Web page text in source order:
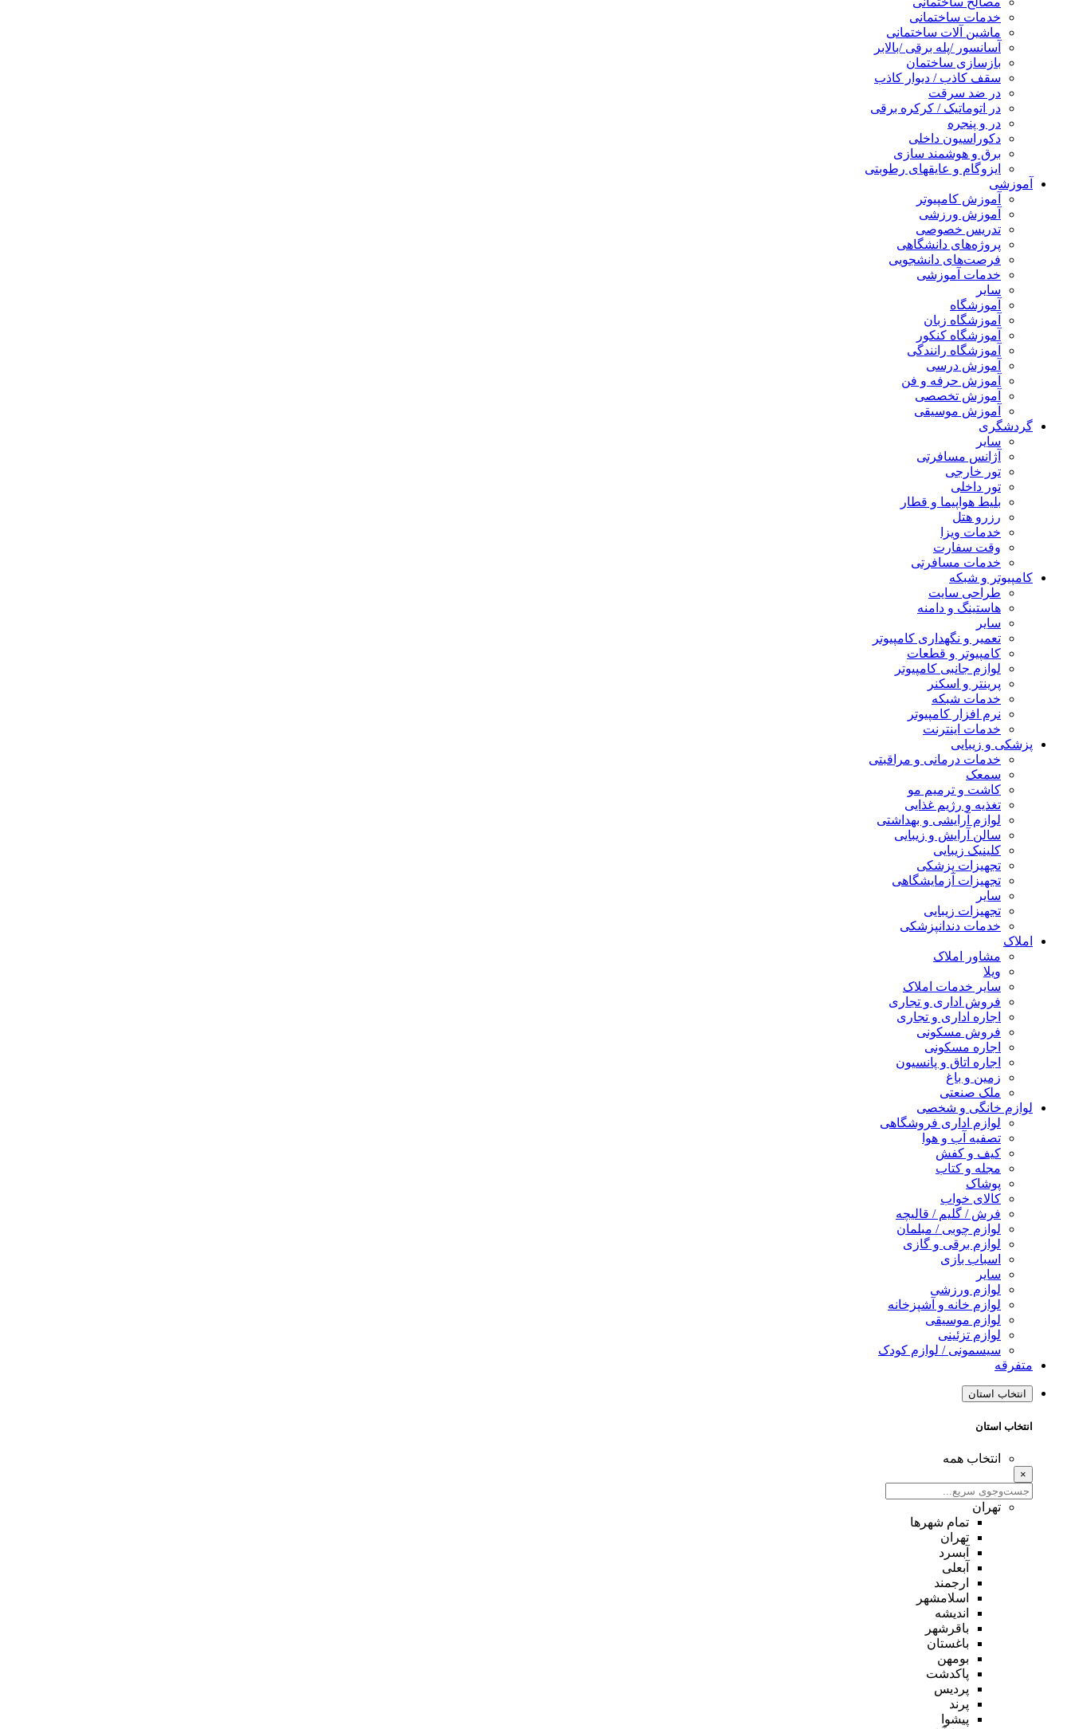
خدمات ساختمانی
ماشین آلات ساختمانی
آسانسور /پله برقی /بالابر
بازسازی ساختمان
سقف کاذب / دیوار کاذب
در ضد سرقت
در اتوماتیک / کرکره برقی
در و پنجره
دکوراسیون داخلی
برق و هوشمند سازی
ایزوگام و عایقهای رطوبتی
آموزشی
آموزش کامپیوتر
آموزش ورزشی
تدریس خصوصی
پروژه‌های دانشگاهی
فرصت‌های دانشجویی
خدمات آموزشی
سایر
آموزشگاه
آموزشگاه زبان
آموزشگاه کنکور
آموزشگاه رانندگی
آموزش درسی
آموزش حرفه و فن
آموزش تخصصی
آموزش موسیقی
گردشگری
سایر
آژانس مسافرتی
تور خارجی
تور داخلی
بلیط هواپیما و قطار
رزرو هتل
خدمات ویزا
وقت سفارت
خدمات مسافرتی
کامپیوتر و شبکه
طراحی سایت
هاستینگ و دامنه
سایر
تعمیر و نگهداری کامپیوتر
کامپیوتر و قطعات
لوازم جانبی کامپیوتر
پرینتر و اسکنر
خدمات شبکه
نرم افزار کامپیوتر
خدمات اینترنت
پزشکی و زیبایی
خدمات درمانی و مراقبتی
سمعک
کاشت و ترمیم مو
تغذیه و رژیم غذایی
لوازم آرایشی و بهداشتی
سالن آرایش و زیبایی
کلینیک زیبایی
تجهیزات پزشکی
تجهیزات آزمایشگاهی
سایر
تجهیزات زیبایی
خدمات دندانپزشکی
املاک
مشاور املاک
ویلا
سایر خدمات املاک
فروش اداری و تجاری
اجاره اداری و تجاری
فروش مسکونی
اجاره مسکونی
اجاره اتاق و پانسیون
زمین و باغ
ملک صنعتی
لوازم خانگی و شخصی
لوازم اداری فروشگاهی
تصفیه آب و هوا
کیف و کفش
مجله و کتاب
پوشاک
کالای خواب
فرش / گلیم / قالیچه
لوازم چوبی / مبلمان
لوازم برقی و گازی
اسباب بازی
سایر
لوازم ورزشی
لوازم خانه و آشپزخانه
لوازم موسیقی
لوازم تزئینی
سیسمونی / لوازم کودک
متفرقه
انتخاب استان
انتخاب استان
انتخاب همه
×
تهران
تمام شهر‌ها
تهران
آبسرد
آبعلی
ارجمند
اسلامشهر
اندیشه
باقرشهر
باغستان
بومهن
پاکدشت
پردیس
پرند
پیشوا